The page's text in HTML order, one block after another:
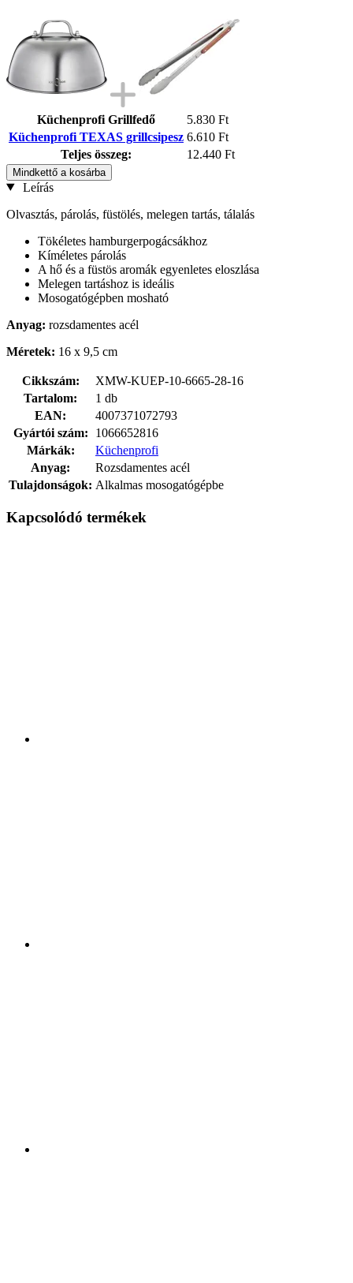
Küchenprofi Grillfedő
5.830 Ft
Küchenprofi TEXAS grillcsipesz 6.610 Ft
Teljes összeg:
12.440 Ft
Mindkettő a kosárba
Leírás
Olvasztás, párolás, füstölés, melegen tartás, tálalás
Tökéletes hamburgerpogácsákhoz
Kíméletes párolás
A hő és a füstös aromák egyenletes eloszlása
Melegen tartáshoz is ideális
Mosogatógépben mosható
Anyag: rozsdamentes acél
Méretek: 16 x 9,5 cm
Cikkszám:
XMW-KUEP-10-6665-28-16
Tartalom:
1 db
EAN:
4007371072793
Gyártói szám:
1066652816
Márkák:
Küchenprofi
Anyag:
Rozsdamentes acél
Tulajdonságok: Alkalmas mosogatógépbe
Kapcsolódó termékek